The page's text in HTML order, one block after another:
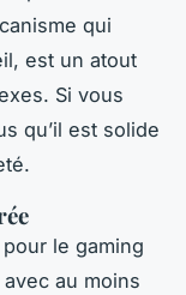
qui
est un atout
Si vous
qu’il est solide
le gaming
au moins